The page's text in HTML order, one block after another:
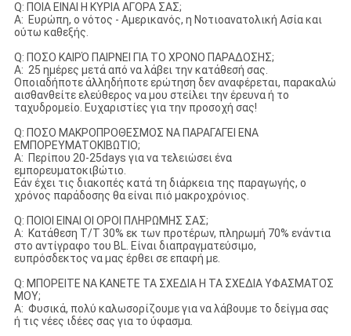
Q: ΠΟΙΑ ΕΙΝΑΙ Η ΚΥΡΙΑ ΑΓΟΡΑ ΣΑΣ;
Α: Ευρώπη, ο νότος - Αμερικανός, η Νοτιοανατολική Ασία και
ούτω καθεξής.
Q: ΠΟΣΟ ΚΑΙΡΌ ΠΑΙΡΝΕΙ ΓΙΑ ΤΟ ΧΡΟΝΟ ΠΑΡΑΔΟΣΗΣ;
Α: 25 ημέρες μετά από να λάβει την κατάθεσή σας.
Οποιαδήποτε άλληδήποτε ερώτηση δεν αναφέρεται, παρακαλώ
αισθανθείτε ελεύθερος να μου στείλει την έρευνα ή το
ταχυδρομείο. Ευχαριστίες για την προσοχή σας!
Q: ΠΟΣΟ ΜΑΚΡΟΠΡΟΘΕΣΜΟΣ ΝΑ ΠΑΡΑΓΑΓΕΙ ΕΝΑ
ΕΜΠΟΡΕΥΜΑΤΟΚΙΒΩΤΙΟ;
Α: Περίπου 20-25days για να τελειώσει ένα
εμπορευματοκιβώτιο.
Εάν έχει τις διακοπές κατά τη διάρκεια της παραγωγής, ο
χρόνος παράδοσης θα είναι πιό μακροχρόνιος.
Q: ΠΟΙΟΙ ΕΙΝΑΙ ΟΙ ΟΡΟΙ ΠΛΗΡΩΜΗΣ ΣΑΣ;
Α: Κατάθεση T/T 30% εκ των προτέρων, πληρωμή 70% ενάντια
στο αντίγραφο του BL. Είναι διαπραγματεύσιμο,
ευπρόσδεκτος να μας έρθει σε επαφή με.
Q: ΜΠΟΡΕΙΤΕ ΝΑ ΚΑΝΕΤΕ ΤΑ ΣΧΕΔΙΑ Η ΤΑ ΣΧΕΔΙΑ ΥΦΑΣΜΑΤΟΣ
ΜΟΥ;
Α: Φυσικά, πολύ καλωσορίζουμε για να λάβουμε το δείγμα σας
ή τις νέες ιδέες σας για το ύφασμα.